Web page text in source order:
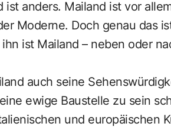
ist anders. Mailand ist vor
Moderne. Doch genau das
ist Mailand – neben oder
auch seine
ewige Baustelle zu sein
und europäischen